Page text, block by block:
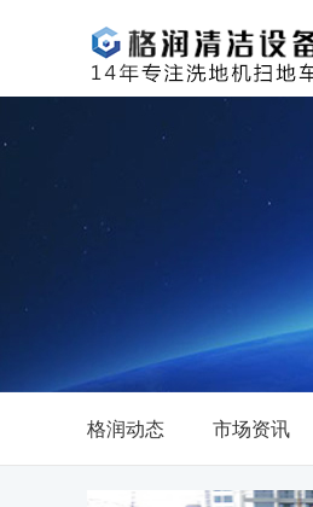
格润动态 市场资讯